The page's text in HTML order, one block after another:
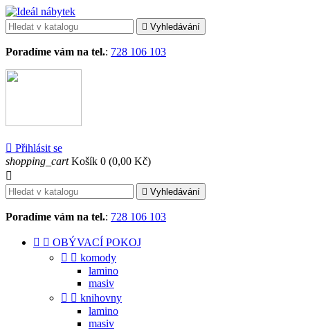
 Vyhledávání
Poradíme vám na tel.: 728 106 103
 Přihlásit se
shopping_cart Košík 0 (0,00 Kč)

 Vyhledávání
Poradíme vám na tel.: 728 106 103
  OBÝVACÍ POKOJ
  komody
lamino
masiv
  knihovny
lamino
masiv